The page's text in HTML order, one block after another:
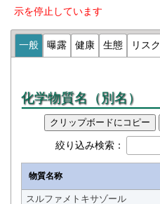
示を停止しています
一般 曝露 健康 生態 リスク
化学物質名（別名）
クリップボードにコピー
絞り込み検索：
物質名称
スルファメトキサゾール